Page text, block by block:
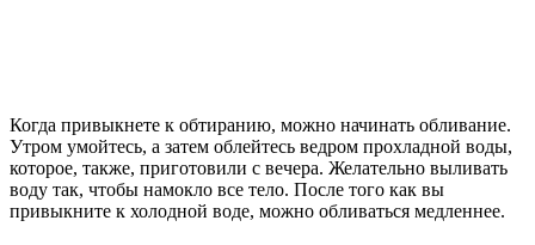
Когда привыкнете к обтиранию, можно начинать обливание.
Утром умойтесь, а затем облейтесь ведром прохладной воды,
которое, также, приготовили с вечера. Желательно выливать
воду так, чтобы намокло все тело. После того как вы
привыкните к холодной воде, можно обливаться медленнее.